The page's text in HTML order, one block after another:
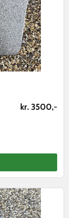
kr. 3500,-